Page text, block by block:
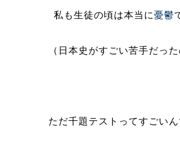
私も生徒の頃は本当に憂鬱
（日本史がすごい苦手だった
ただ千題テストってすごいん